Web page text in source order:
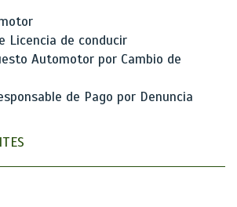
Licencia de conducir
Automotor por Cambio de
de Pago por Denuncia